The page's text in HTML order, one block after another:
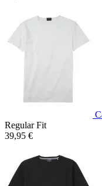
Regular Fit
39,95 €